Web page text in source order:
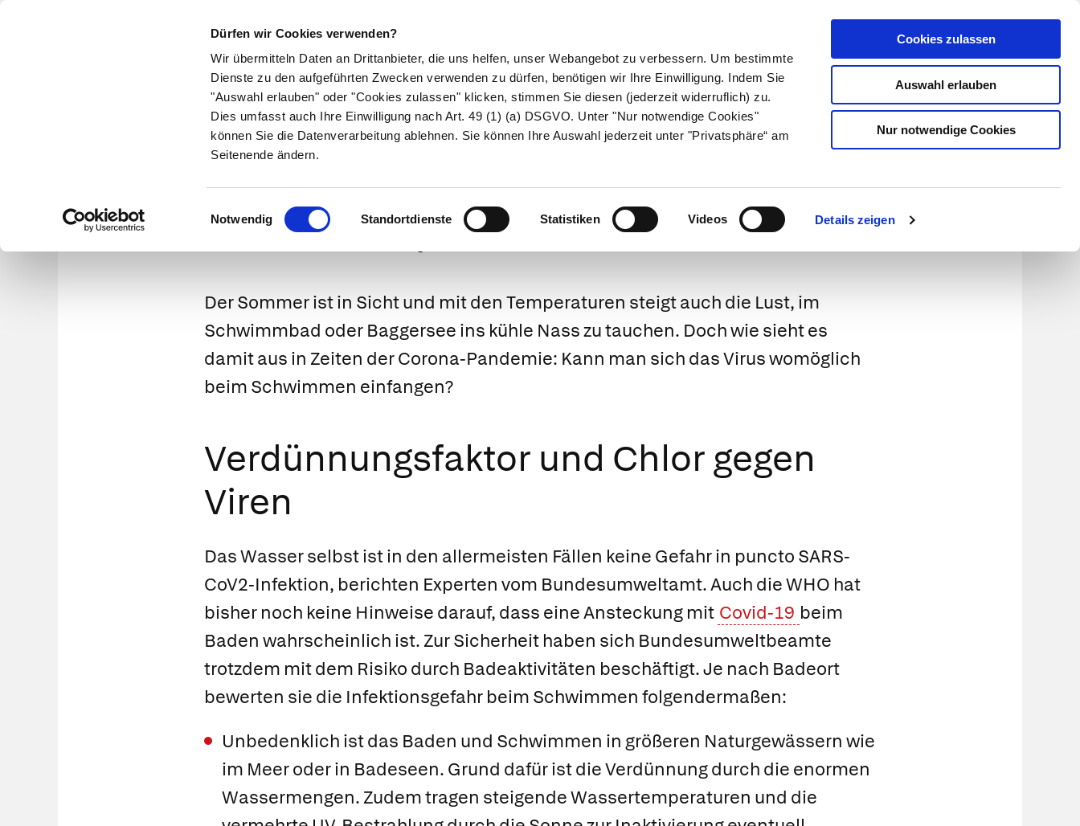
Dürfen wir Cookies verwenden?
Wir übermitteln Daten an Drittanbieter, die uns helfen, unser Webangebot zu verbessern. Um bestimmte
Dienste zu den aufgeführten Zwecken verwenden zu dürfen, benötigen wir Ihre Einwilligung. Indem Sie
"Auswahl erlauben" oder "Cookies zulassen" klicken, stimmen Sie diesen (jederzeit widerruflich) zu.
Dies umfasst auch Ihre Einwilligung nach Art. 49 (1) (a) DSGVO. Unter "Nur notwendige Cookies"
können Sie die Datenverarbeitung ablehnen. Sie können Ihre Auswahl jederzeit unter "Privatsphäre“ am
Seitenende ändern.
Einwilligungsauswahl
Notwendig Standortdienste Statistiken Videos Details zeigen
Cookies zulassen
Auswahl erlauben
Nur notwendige Cookies
Kundenlogin
Suche
Symptome Therapie Medikamente Naturheilkunde Eltern & Kind Gesund leben Über uns
Badespaß trotz Corona?
Der Sommer ist in Sicht und mit den Temperaturen steigt auch die Lust, im
Schwimmbad oder Baggersee ins kühle Nass zu tauchen. Doch wie sieht es
damit aus in Zeiten der Corona-Pandemie: Kann man sich das Virus womöglich
beim Schwimmen einfangen?
Verdünnungsfaktor und Chlor gegen
Viren
Das Wasser selbst ist in den allermeisten Fällen keine Gefahr in puncto SARS-
CoV2-Infektion, berichten Experten vom Bundesumweltamt. Auch die WHO hat
bisher noch keine Hinweise darauf, dass eine Ansteckung mit Covid-19 beim
Baden wahrscheinlich ist. Zur Sicherheit haben sich Bundesumweltbeamte
trotzdem mit dem Risiko durch Badeaktivitäten beschäftigt. Je nach Badeort
bewerten sie die Infektionsgefahr beim Schwimmen folgendermaßen:
Unbedenklich ist das Baden und Schwimmen in größeren Naturgewässern wie
im Meer oder in Badeseen. Grund dafür ist die Verdünnung durch die enormen
Wassermengen. Zudem tragen steigende Wassertemperaturen und die